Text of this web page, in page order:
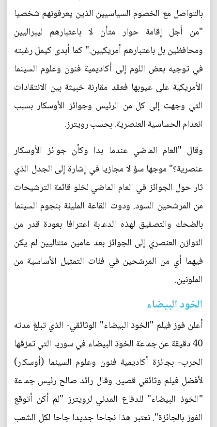
بالتواصل مع الخصوم السياسيين الذين يعرفونهم شخصيا
"من أجل إقامة حوار متأن لا باعتبارهم ليبراليين
ومحافظين بل باعتبارهم أمريكيين." كما أبدى كيمل رغبته
في توجيه بعض اللوم إلى أكاديمية فنون وعلوم السينما
الأمريكية على عيوبها فعقد مقارنة خبيثة بين الانتقادات
التي وجهت إلى كل من الرئيس وجوائز الأوسكار بسبب
انعدام الحساسية العنصرية. بحسب رويترز.
وقال "العام الماضي عندما بدا وكأن جوائز الأوسكار
عنصرية؟" موجها سؤالا مجازيا في إشارة إلى الجدل الذي
ثار حول الجوائز في العام الماضي لخلو قائمة الترشيحات
من المرشحين السود. ودوت القاعة المليئة بنجوم السينما
بالضحك والتصفيق لهذه الدعابة اعترافا بعودة قدر من
التوازن العنصري إلى الجوائز بعد عامين متتاليين لم يكن
فيهما أي من المرشحين في فئات التمثيل الأساسية من
الملونين.
الخود البيضاء
أعلن فوز فيلم "الخوذ البيضاء" الوثائقي- الذي تبلغ مدته
40 دقيقة عن جماعة الخوذ البيضاء في سوريا التي تمزقها
الحرب- بجائزة أكاديمية فنون وعلوم السينما (أوسكار)
لأفضل فيلم وثائقي قصير. وقال رائد صالح رئيس جماعة
"الخوذ البيضاء" للدفاع المدني لرويترز "لم أكن أتوقع
الفوز بالجائزة". نعتبر هذا نجاحا جديدا جاحا لكل الشعب